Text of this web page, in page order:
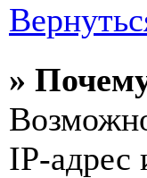
»
IP-адрес